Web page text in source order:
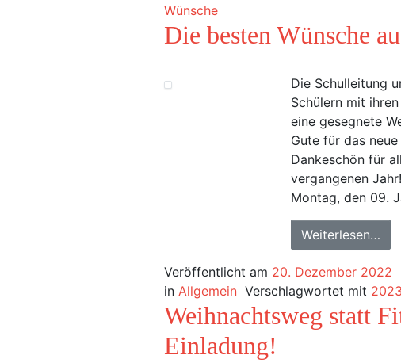
Wünsche
Die besten Wünsche
Die Schulleitung
Schülern mit
eine gesegnete
Gute für das
Dankeschön für
vergangenen
Montag, den 09.
Weiterlesen…
Veröffentlicht am 20. Dezember 2022
in Allgemein Verschlagwortet mit 2023
Weihnachtsweg statt
Einladung!